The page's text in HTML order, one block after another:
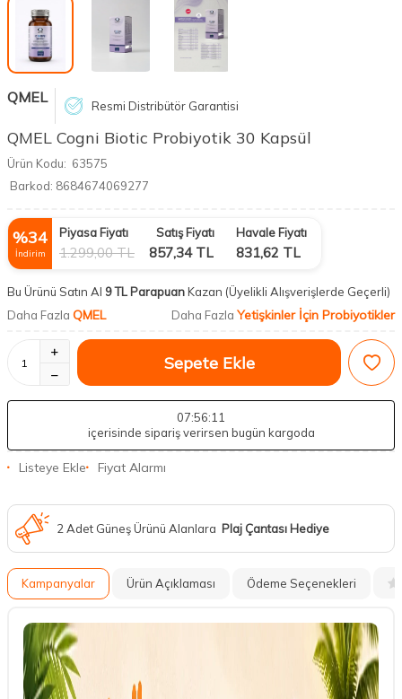
QMEL Resmi Distribütör Garantisi
QMEL Cogni Biotic Probiyotik 30 Kapsül
Ürün Kodu: 63575
Barkod: 8684674069277
%34
İndirim
Piyasa Fiyatı
1.299,00TL
Satış Fiyatı
857,34TL
Havale Fiyatı
831,62 TL
Bu Ürünü Satın Al 9 TL ParapuanKazan (Üyelikli Alışverişlerde Geçerli)
Daha Fazla QMEL Daha Fazla Yetişkinler İçin Probiyotikler
Sepete Ekle
07:56:10
içerisinde sipariş verirsen bugün kargoda
Listeye Ekle Fiyat Alarmı
2 Adet Güneş Ürünü Alanlara Plaj Çantası Hediye
Kampanyalar Ürün Açıklaması Ödeme Seçenekleri